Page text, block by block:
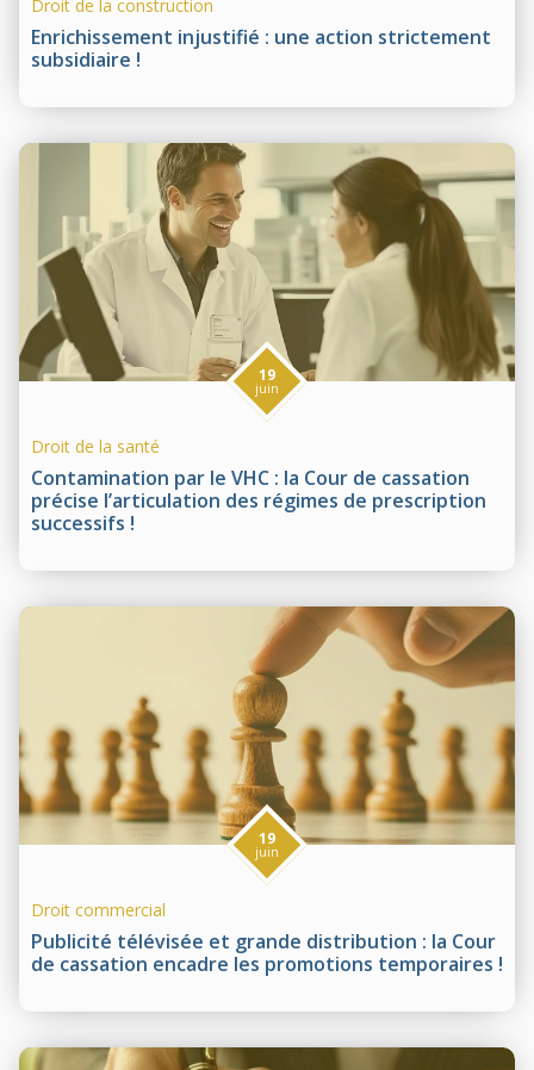
Enrichissement injustifié : une action strictement
subsidiaire !
Droit de la construction
Contamination par le VHC : la Cour de cassation
précise l’articulation des régimes de prescription
successifs !
19
juin
Droit de la santé
Publicité télévisée et grande distribution : la Cour
de cassation encadre les promotions temporaires !
19
juin
Droit commercial